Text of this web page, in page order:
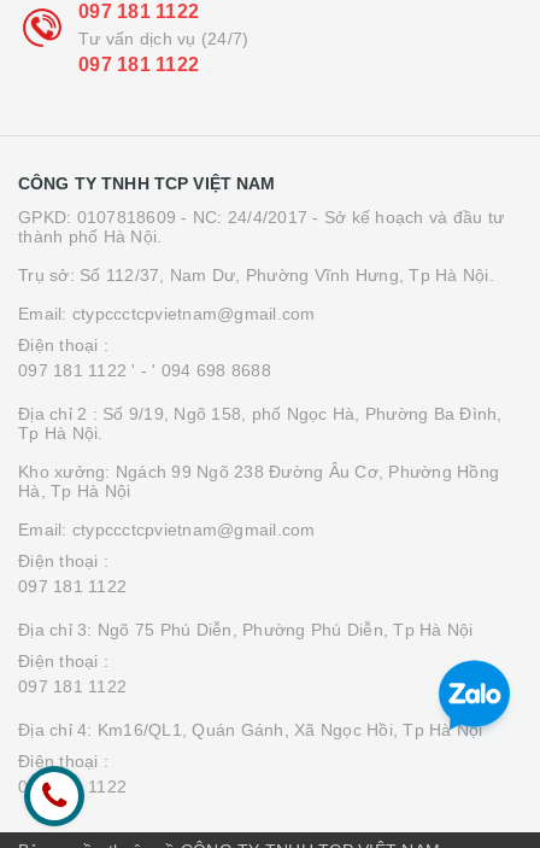
097 181 1122
Tư vấn dịch vụ (24/7)
097 181 1122
CÔNG TY TNHH TCP VIỆT NAM
GPKD: 0107818609 - NC: 24/4/2017 - Sở kế hoạch và đầu tư
thành phố Hà Nội.
Trụ sở: Số 112/37, Nam Dư, Phường Vĩnh Hưng, Tp Hà Nội.
Email: ctypccctcpvietnam@gmail.com
Điện thoại :
097 181 1122 ' - ' 094 698 8688
Địa chỉ 2 : Số 9/19, Ngõ 158, phố Ngọc Hà, Phường Ba Đình,
Tp Hà Nội.
Kho xưởng: Ngách 99 Ngõ 238 Đường Âu Cơ, Phường Hồng
Hà, Tp Hà Nội
Email: ctypccctcpvietnam@gmail.com
Điện thoại :
097 181 1122
Địa chỉ 3: Ngõ 75 Phú Diễn, Phường Phú Diễn, Tp Hà Nội
Điện thoại :
097 181 1122
Địa chỉ 4: Km16/QL1, Quán Gánh, Xã Ngọc Hồi, Tp Hà Nội
Điện thoại :
097 181 1122